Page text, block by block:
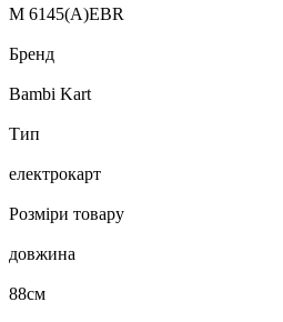
М 6145(A)EBR
Бренд
Bambi Kart
Тип
електрокарт
Розміри товару
довжина
88см